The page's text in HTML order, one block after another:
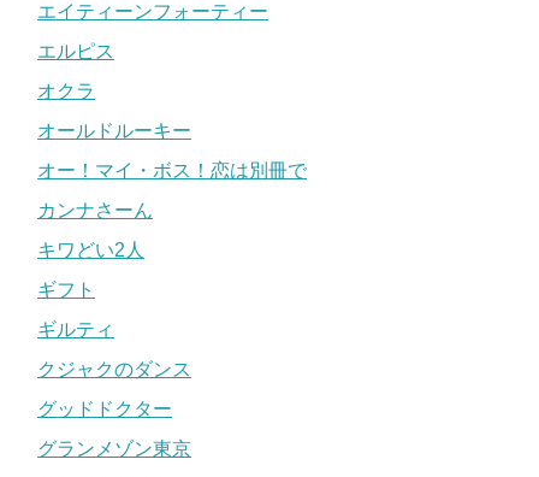
エイティーンフォーティー
エルピス
オクラ
オールドルーキー
オー！マイ・ボス！恋は別冊で
カンナさーん
キワどい2人
ギフト
ギルティ
クジャクのダンス
グッドドクター
グランメゾン東京